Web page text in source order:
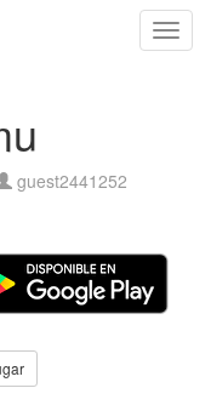
guest2441252